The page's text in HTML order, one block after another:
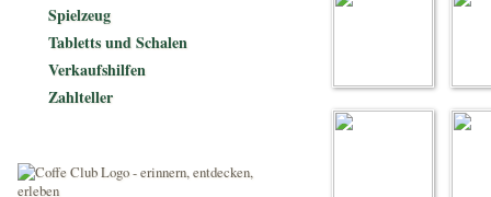
Spielzeug
Tabletts und Schalen
Verkaufshilfen
Zahlteller